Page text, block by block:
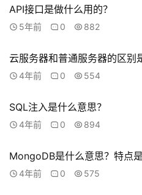
API接口是做什么用的？
5年前 0 882
云服务器和普通服务器的区别
4年前 0 554
SQL注入是什么意思？
4年前 0 894
MongoDB是什么意思？特点是
4年前 0 575